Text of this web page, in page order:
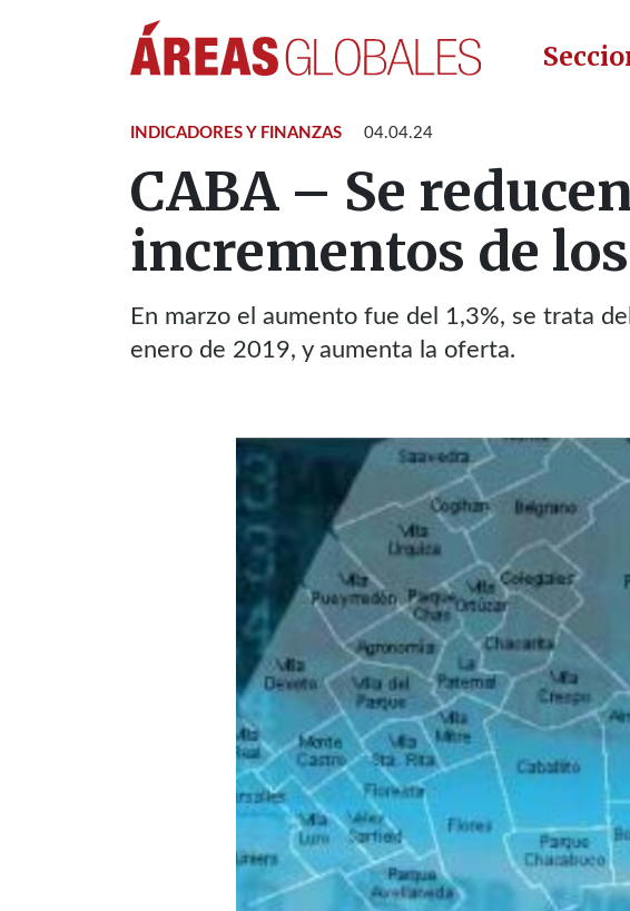
INDICADORES Y FINANZAS 04.04.24
CABA – Se
incrementos de
En marzo el aumento fue del 1,3%, se trata
enero de 2019, y aumenta la oferta.